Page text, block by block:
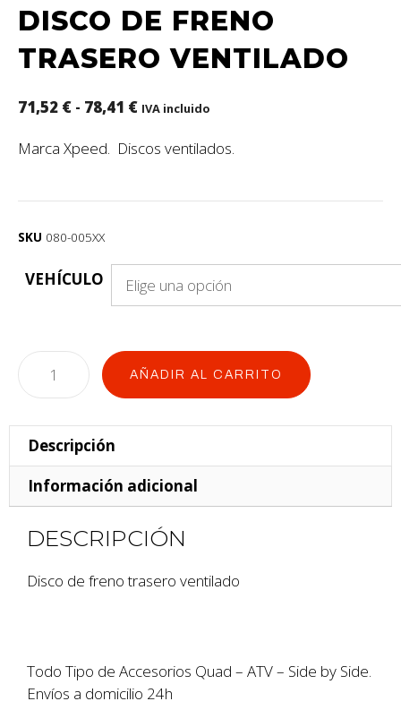
DISCO DE FRENO
TRASERO VENTILADO
71,52 € - 78,41 € IVA incluido
Marca Xpeed. Discos ventilados.
SKU 080-005XX
VEHÍCULO
AÑADIR AL CARRITO
Descripción
Información adicional
DESCRIPCIÓN
Disco de freno trasero ventilado
Todo Tipo de Accesorios Quad – ATV – Side by Side.
Envíos a domicilio 24h